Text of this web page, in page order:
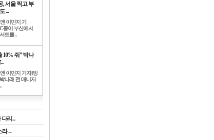
, 서울 찍고 부
...
이민지 기
몽이 부산에서
트를 ..
10% 줘” 박나
이민지 기자]방
나래 전 매니저
리...
...